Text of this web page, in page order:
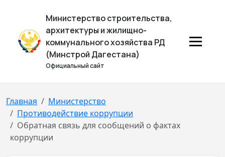
Министерство строительства,
архитектуры и жилищно-
коммунального хозяйства РД
(Минстрой Дагестана)
Официальный сайт
Главная
Министерство
Противодействие коррупции
Обратная связь для сообщений о фактах
коррупции